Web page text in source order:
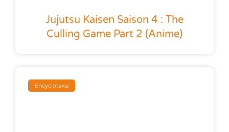
Jujutsu Kaisen Saison 4 : The
Culling Game Part 2 (anime)
Encyclotaku